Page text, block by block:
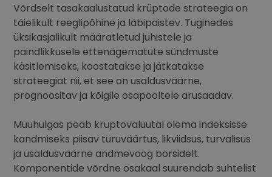
Võrdselt tasakaalustatud krüptode strateegia on
täielikult reeglipõhine ja läbipaistev. Tuginedes
üksikasjalikult määratletud juhistele ja
paindlikkusele ettenägematute sündmuste
käsitlemiseks, koostatakse ja jätkatakse
strateegiat nii, et see on usaldusväärne,
prognoositav ja kõigile osapooltele arusaadav.
Muuhulgas peab krüptovaluutal olema indeksisse
kandmiseks piisav turuväärtus, likviidsus, turvalisus
ja usaldusväärne andmevoog börsidelt.
Komponentide võrdne osakaal suurendab suhtelist